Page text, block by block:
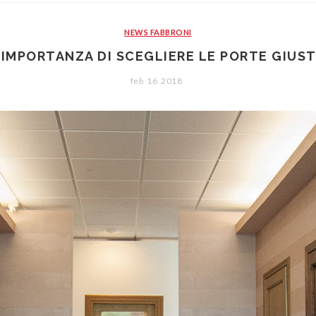
NEWS FABBRONI
DI SCEGLIERE LE PORTE
feb 16 2018